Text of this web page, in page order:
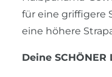
für eine griffigere
eine höhere
Deine SCHÖNER